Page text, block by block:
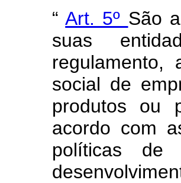
“Art. 5º São
suas
regulamento,
social de
produtos ou
acordo com
políticas de